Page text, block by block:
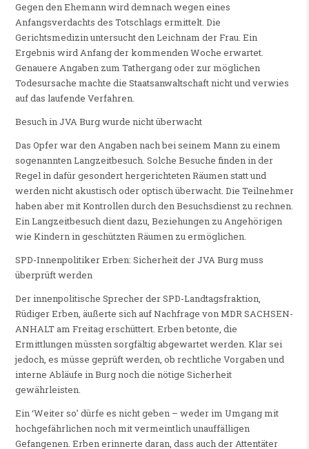
Gegen den Ehemann wird demnach wegen eines
Anfangsverdachts des Totschlags ermittelt. Die
Gerichtsmedizin untersucht den Leichnam der Frau. Ein
Ergebnis wird Anfang der kommenden Woche erwartet.
Genauere Angaben zum Tathergang oder zur möglichen
Todesursache machte die Staatsanwaltschaft nicht und verwies
auf das laufende Verfahren.
Besuch in JVA Burg wurde nicht überwacht
Das Opfer war den Angaben nach bei seinem Mann zu einem
sogenannten Langzeitbesuch. Solche Besuche finden in der
Regel in dafür gesondert hergerichteten Räumen statt und
werden nicht akustisch oder optisch überwacht. Die Teilnehmer
haben aber mit Kontrollen durch den Besuchsdienst zu rechnen.
Ein Langzeitbesuch dient dazu, Beziehungen zu Angehörigen
wie Kindern in geschützten Räumen zu ermöglichen.
SPD-Innenpolitiker Erben: Sicherheit der JVA Burg muss
überprüft werden
Der innenpolitische Sprecher der SPD-Landtagsfraktion,
Rüdiger Erben, äußerte sich auf Nachfrage von MDR SACHSEN-
ANHALT am Freitag erschüttert. Erben betonte, die
Ermittlungen müssten sorgfältig abgewartet werden. Klar sei
jedoch, es müsse geprüft werden, ob rechtliche Vorgaben und
interne Abläufe in Burg noch die nötige Sicherheit
gewährleisten.
Ein ‘Weiter so’ dürfe es nicht geben – weder im Umgang mit
hochgefährlichen noch mit vermeintlich unauffälligen
Gefangenen. Erben erinnerte daran, dass auch der Attentäter